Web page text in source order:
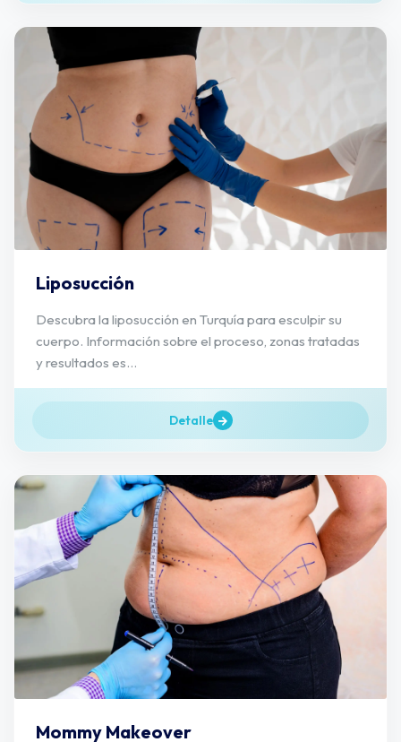
Liposucción
Descubra la liposucción en Turquía para esculpir su
cuerpo. Información sobre el proceso, zonas tratadas
y resultados es...
Detalle
Mommy Makeover